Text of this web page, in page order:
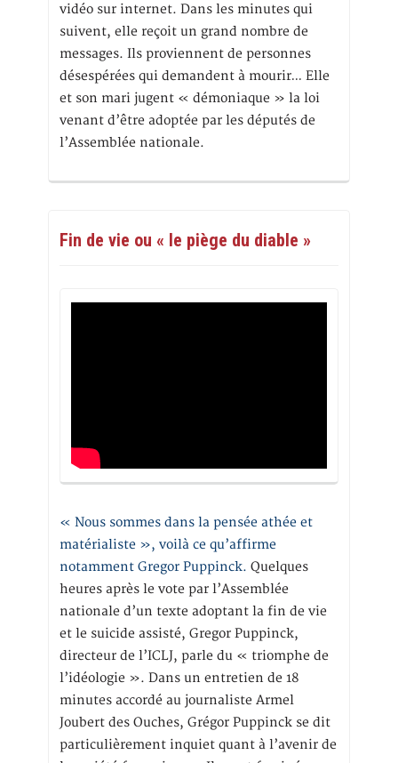
vidéo sur internet. Dans les minutes qui
suivent, elle reçoit un grand nombre de
messages. Ils proviennent de personnes
désespérées qui demandent à mourir… Elle
et son mari jugent « démoniaque » la loi
venant d’être adoptée par les députés de
l’Assemblée nationale.
Fin de vie ou « le piège du diable »
« Nous sommes dans la pensée athée et
matérialiste », voilà ce qu’affirme
notamment Gregor Puppinck. Quelques
heures après le vote par l’Assemblée
nationale d’un texte adoptant la fin de vie
et le suicide assisté, Gregor Puppinck,
directeur de l’ICLJ, parle du « triomphe de
l’idéologie ». Dans un entretien de 18
minutes accordé au journaliste Armel
Joubert des Ouches, Grégor Puppinck se dit
particulièrement inquiet quant à l’avenir de